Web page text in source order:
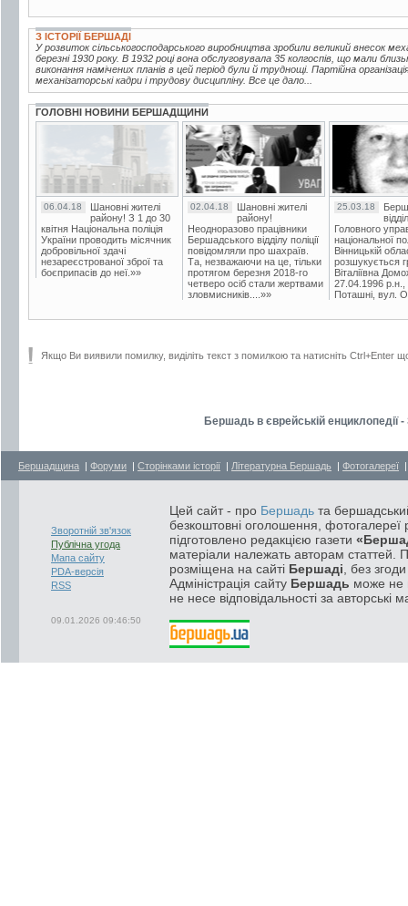
З ІСТОРІЇ БЕРШАДІ
У розвиток сільськогосподарського виробництва зробили великий внесок
березні 1930 року. В 1932 році вона обслуговувала 35 колгоспів, що мали
виконання намічених планів в цей період були й труднощі. Партійна
механізаторські кадри і трудову дисципліну. Все це дало...
ГОЛОВНІ НОВИНИ БЕРШАДЩИНИ
06.04.18
Шановні жителі
району! З 1 до 30
квітня Національна поліція
України проводить місячник
добровільної здачі
незареєстрованої зброї та
боєприпасів до неї.»»
02.04.18
Шановні жителі
району!
Неодноразово працівники
Бершадського відділу поліції
повідомляли про шахраїв.
Та, незважаючи на це, тільки
протягом березня 2018-го
четверо осіб стали жертвами
зловмисників....»»
25.03.18
Головного
національної
Вінницькій
розшукується
Віталіївна
27.04.1996 р.н.,
Поташні, вул.
Якщо Ви виявили помилку, виділіть текст з помилкою та натисніть Ctrl+Enter
Бершадь в єврейській енциклопедії
Бершадщина | Форуми | Сторінками історії | Літературна Бершадь | Фотогалереї
Зворотній зв'язок
Публічна угода
Мапа сайту
PDA-версія
RSS
09.01.2026 09:46:50
Цей сайт - про Бершадь та
безкоштовні оголошення, фотогалереї
підготовлено редакцією газети
матеріали належать авторам статтей.
розміщена на сайті Бершаді , без
Адміністрація сайту Бершадь може не
не несе відповідальності за авторські